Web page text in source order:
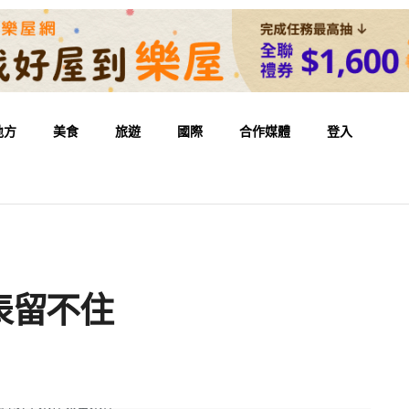
方 美食 旅遊 國際 合作媒體 登入
留不住